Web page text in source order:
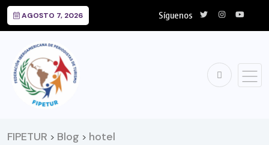
AGOSTO 7, 2026 Síguenos
FIPETUR > Blog > hotel